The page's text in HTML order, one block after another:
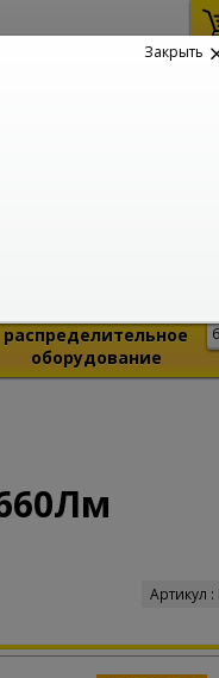
распределительное
оборудование
Артикул :
Закрыть